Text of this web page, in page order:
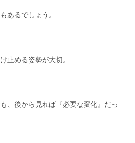
あるでしょう。
止める姿勢が大切。
、後から見れば『必要な変化』だっ